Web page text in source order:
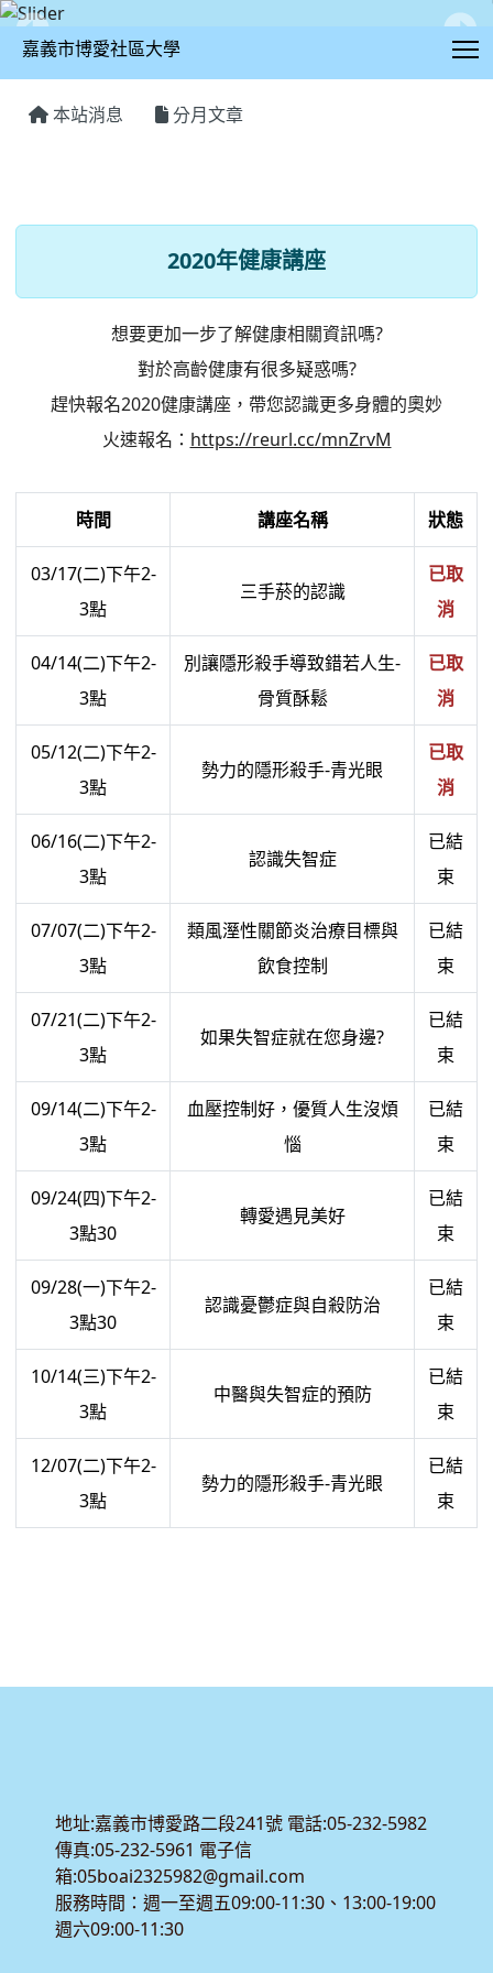
嘉義市博愛社區大學
本站消息 分月文章
2020年健康講座
想要更加一步了解健康相關資訊嗎?
對於高齡健康有很多疑惑嗎?
趕快報名2020健康講座，帶您認識更多身體的奧妙
火速報名： https://reurl.cc/mnZrvM
時間 講座名稱 狀態
03/17(二)下午2-
3點
三手菸的認識
已取
消
04/14(二)下午2-
3點
別讓隱形殺手導致錯若人生-
骨質酥鬆
已取
消
05/12(二)下午2-
3點
勢力的隱形殺手-青光眼
已取
消
06/16(二)下午2-
3點
認識失智症
已結
束
07/07(二)下午2-
3點
類風溼性關節炎治療目標與
飲食控制
已結
束
07/21(二)下午2-
3點
如果失智症就在您身邊?
已結
束
09/14(二)下午2-
3點
血壓控制好，優質人生沒煩
惱
已結
束
09/24(四)下午2-
3點30
轉愛遇見美好
已結
束
09/28(一)下午2-
3點30
認識憂鬱症與自殺防治
已結
束
10/14(三)下午2-
3點
中醫與失智症的預防
已結
束
12/07(二)下午2-
3點
勢力的隱形殺手-青光眼
已結
束
地址:嘉義市博愛路二段241號 電話:05-232-5982
傳真:05-232-5961 電子信
箱:05boai2325982@gmail.com
服務時間：週一至週五09:00-11:30、13:00-19:00
週六09:00-11:30